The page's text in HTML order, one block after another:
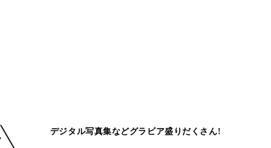
デジタル写真集などグラビア盛りだくさん!